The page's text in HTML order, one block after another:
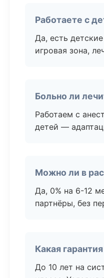
Работаете с
Да, есть
игровая зона,
Больно ли
Работаем с
детей —
Можно ли в
Да, 0% на 6-12
партнёры, без
Какая
До 10 лет на